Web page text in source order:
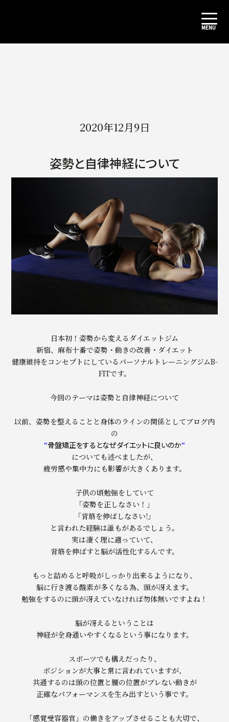
2020年12月9日
姿勢と自律神経について
日本初！姿勢から変えるダイエットジム
新宿、麻布十番で姿勢・動きの改善・ダイエット
健康維持をコンセプトにしているパーソナルトレーニングジムB-
FITです。
今回のテーマは姿勢と自律神経について
以前、姿勢を整えることと身体のラインの関係としてブログ内
の
“骨盤矯正をするとなぜダイエットに良いのか“
についても述べましたが、
疲労感や集中力にも影響が大きくあります。
子供の頃勉強をしていて
「姿勢を正しなさい！」
「背筋を伸ばしなさい!」
と言われた経験は誰もがあるでしょう。
実は凄く理に適っていて、
背筋を伸ばすと脳が活性化するんです。
もっと詰めると呼吸がしっかり出来るようになり、
脳に行き渡る酸素が多くなる為、頭が冴えます。
勉強をするのに頭が冴えていなければ勿体無いですよね！
脳が冴えるということは
神経が全身通いやすくなるという事になります。
スポーツでも構えだったり、
ポジションが大事と常に言われていますが、
共通するのは頭の位置と腰の位置がブレない動きが
正確なパフォーマンスを生み出すという事です。
「感覚受容器官」の働きをアップさせることも大切で、